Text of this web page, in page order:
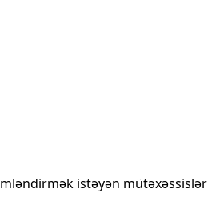
istəyən mütəxəssislər